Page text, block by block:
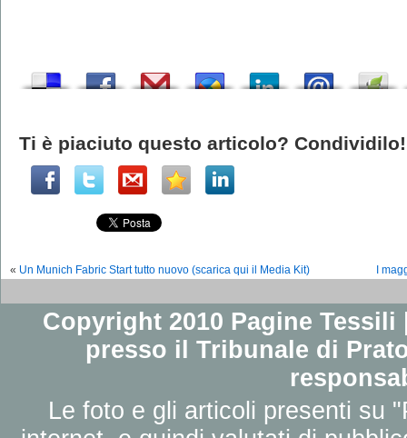
Ti è piaciuto questo articolo? Condividilo!
« Un Munich Fabric Start tutto nuovo (scarica qui il Media Kit) I
Copyright 2010 Pagine
presso il Tribunale di
Le foto e gli articoli presenti su